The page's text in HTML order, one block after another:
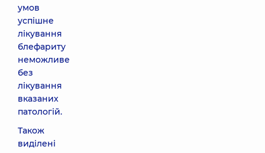
умов
успішне
лікування
блефариту
неможливе
без
лікування
вказаних
патологій.
Також
виділені